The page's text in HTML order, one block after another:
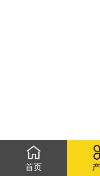
首页